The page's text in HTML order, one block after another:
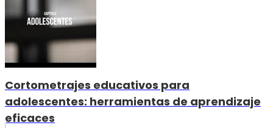
Cortometrajes educativos para
adolescentes: herramientas de aprendizaje
eficaces